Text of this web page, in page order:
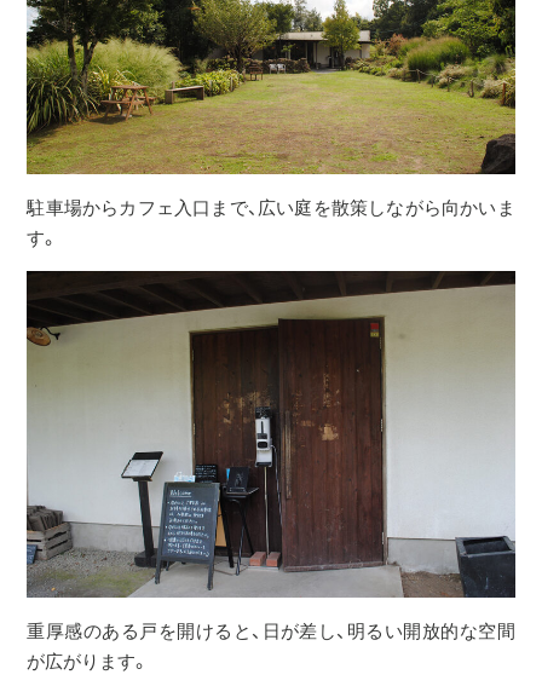
駐車場からカフェ入口まで、広い庭を散策しながら向かいま
す。
重厚感のある戸を開けると、日が差し、明るい開放的な空間
が広がります。